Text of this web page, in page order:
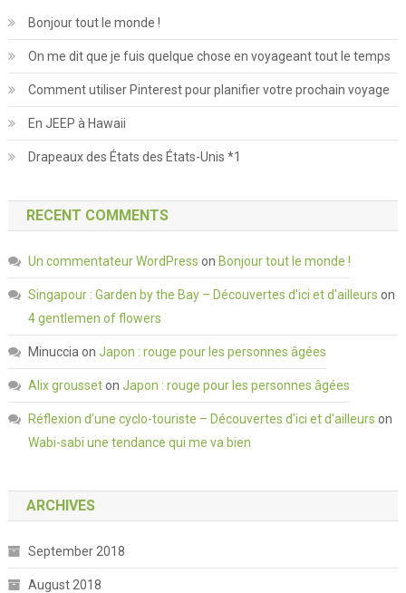
Bonjour tout le monde !
On me dit que je fuis quelque chose en voyageant tout le temps
Comment utiliser Pinterest pour planifier votre prochain voyage
En JEEP à Hawaii
Drapeaux des États des États-Unis *1
RECENT COMMENTS
Un commentateur WordPress on Bonjour tout le monde !
Singapour : Garden by the Bay – Découvertes d'ici et d'ailleurs on
4 gentlemen of flowers
Minuccia on Japon : rouge pour les personnes âgées
Alix grousseton Japon : rouge pour les personnes âgées
Réflexion d’une cyclo-touriste – Découvertes d'ici et d'ailleurs on
Wabi-sabi une tendance qui me va bien
ARCHIVES
September 2018
August 2018